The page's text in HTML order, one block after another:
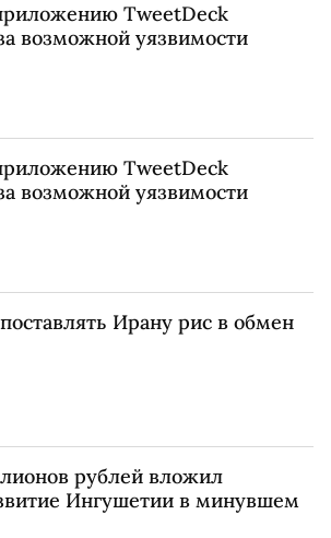
TweetDeck
возможной уязвимости
TweetDeck
возможной уязвимости
Ирану рис в обмен
рублей вложил
Ингушетии в минувшем